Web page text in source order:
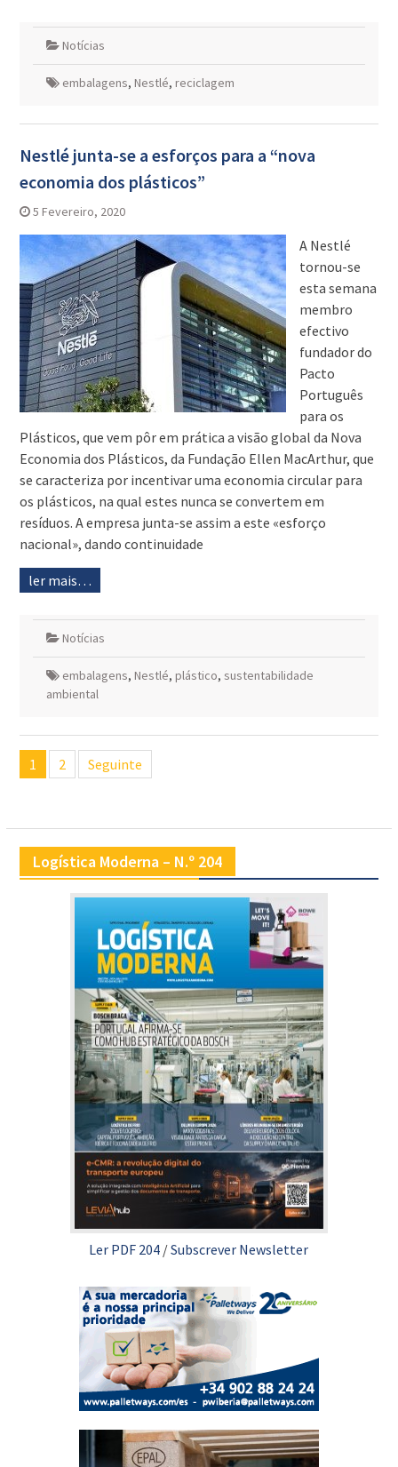
Notícias
embalagens, Nestlé, reciclagem
Nestlé junta-se a esforços para a “nova
economia dos plásticos”
5 Fevereiro, 2020
A Nestlé
tornou-se
esta semana
membro
efectivo
fundador do
Pacto
Português
para os
Plásticos, que vem pôr em prática a visão global da Nova
Economia dos Plásticos, da Fundação Ellen MacArthur, que
se caracteriza por incentivar uma economia circular para
os plásticos, na qual estes nunca se convertem em
resíduos. A empresa junta-se assim a este «esforço
nacional», dando continuidade
ler mais…
Notícias
embalagens, Nestlé, plástico, sustentabilidade
ambiental
Navegação
de
1 2 Seguinte
Logística Moderna – N.º 204
Ler PDF 204 /Subscrever Newsletter